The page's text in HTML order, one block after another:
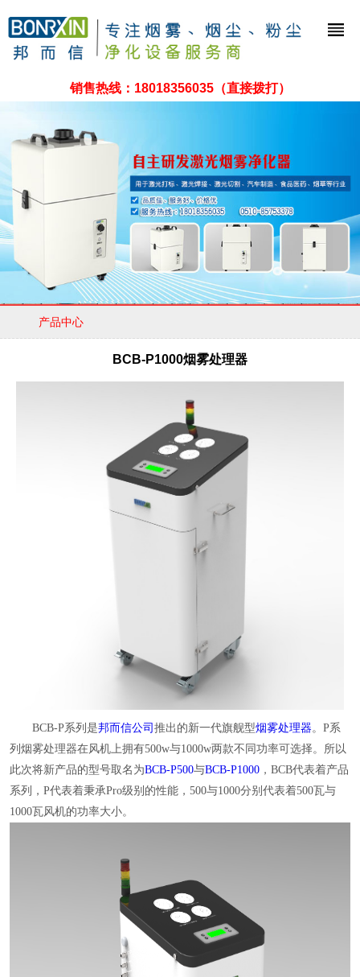
销售热线： 18018356035（直接拨打）
产品中心
BCB-P1000烟雾处理器
BCB-P系列是邦而信公司 推出的新一代旗舰型烟雾处理器 。 P系
列烟雾处理器在风机上拥有500w与1000w两款不同功率可选择。所以
此次将新产品的型号取名为BCB-P500与BCB-P1000 ，BCB代表着产品
系列，P代表着秉承Pro级别的性能，500与1000分别代表着500瓦与
1000瓦风机的功率大小。